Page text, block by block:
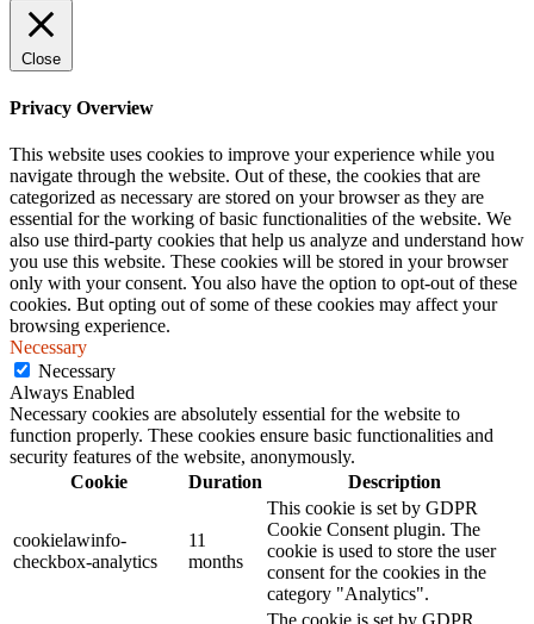
Close
Privacy Overview
This website uses cookies to improve your experience while you
navigate through the website. Out of these, the cookies that are
categorized as necessary are stored on your browser as they are
essential for the working of basic functionalities of the website. We
also use third-party cookies that help us analyze and understand how
you use this website. These cookies will be stored in your browser
only with your consent. You also have the option to opt-out of these
cookies. But opting out of some of these cookies may affect your
browsing experience.
Necessary
Necessary
Always Enabled
Necessary cookies are absolutely essential for the website to
function properly. These cookies ensure basic functionalities and
security features of the website, anonymously.
Cookie
Duration Description
cookielawinfo-
checkbox-analytics
11
months
This cookie is set by GDPR
Cookie Consent plugin. The
cookie is used to store the user
consent for the cookies in the
category "Analytics".
The cookie is set by GDPR